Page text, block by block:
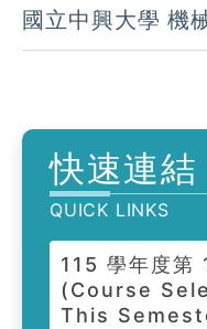
國立中興大學 機械工
度 第22梯次遞
快速連結
QUICK LINKS
115 學年度第
(Course
This